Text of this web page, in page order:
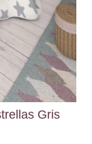
Gris